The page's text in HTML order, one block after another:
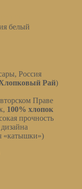
белый
Россия
Рай)
Праве
100% хлопок
прочность
«катышки»)